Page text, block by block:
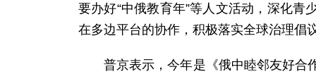
要办好“中俄教育年”等人文活动，深化
在多边平台的协作，积极落实全球治理倡
普京表示，今年是《俄中睦邻友好合